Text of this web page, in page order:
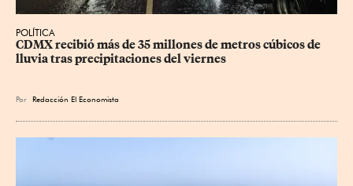
POLÍTICA
CDMX recibió más de 35 millones de metros cúbicos de
lluvia tras precipitaciones del viernes
Por Redacción El Economista